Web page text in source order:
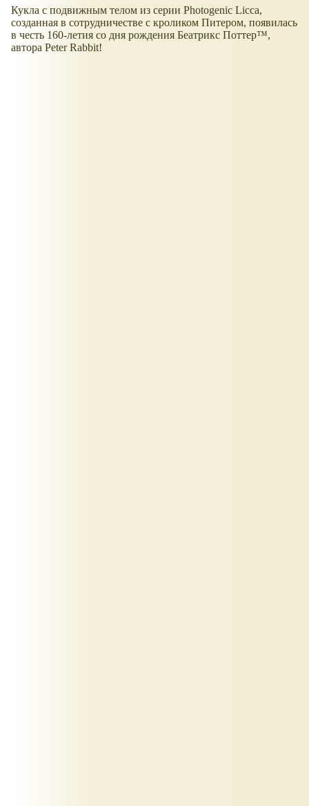
Кукла с подвижным телом из серии Photogenic Licca,
созданная в сотрудничестве с кроликом Питером, появилась
в честь 160-летия со дня рождения Беатрикс Поттер™,
автора Peter Rabbit!